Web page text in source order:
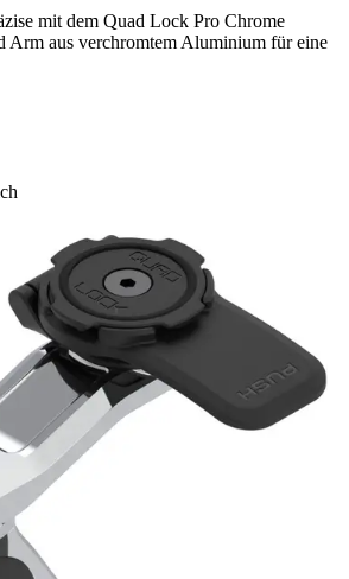
mit dem Quad Lock Pro Chrome
Arm aus verchromtem Aluminium für eine